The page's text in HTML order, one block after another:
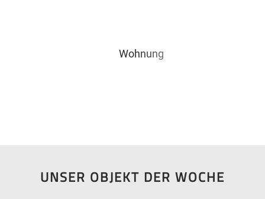
Wohnung
UNSER OBJEKT DER WOCHE